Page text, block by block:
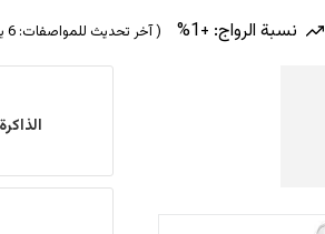
نسبة الرواج: +1% ( آخر تحديث للمواصفات: 6 يونيو 2026 | بواسطة